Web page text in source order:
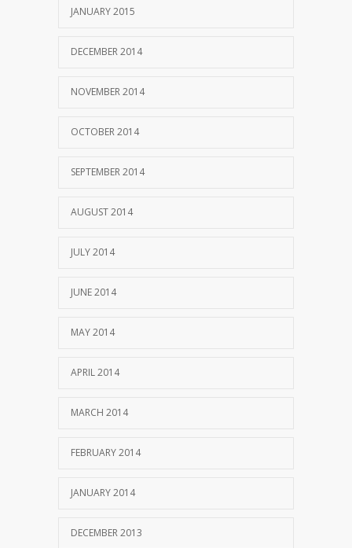
JANUARY 2015
DECEMBER 2014
NOVEMBER 2014
OCTOBER 2014
SEPTEMBER 2014
AUGUST 2014
JULY 2014
JUNE 2014
MAY 2014
APRIL 2014
MARCH 2014
FEBRUARY 2014
JANUARY 2014
DECEMBER 2013